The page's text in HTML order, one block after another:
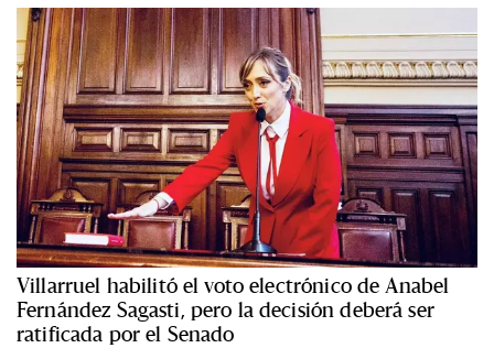
Villarruel habilitó el voto electrónico de Anabel
Fernández Sagasti, pero la decisión deberá ser
ratificada por el Senado